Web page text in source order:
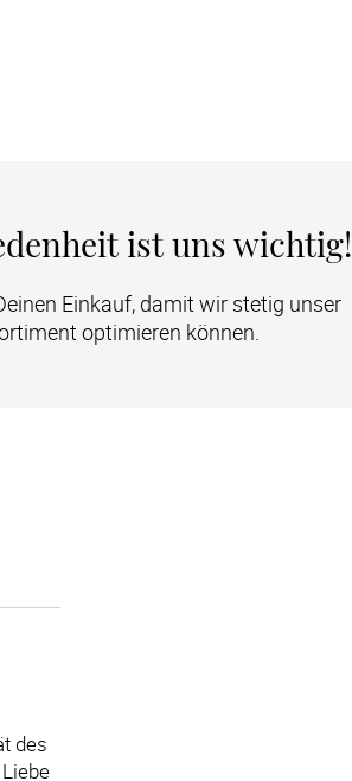
ist uns wichtig!
Einkauf, damit wir stetig unser
optimieren können.
des